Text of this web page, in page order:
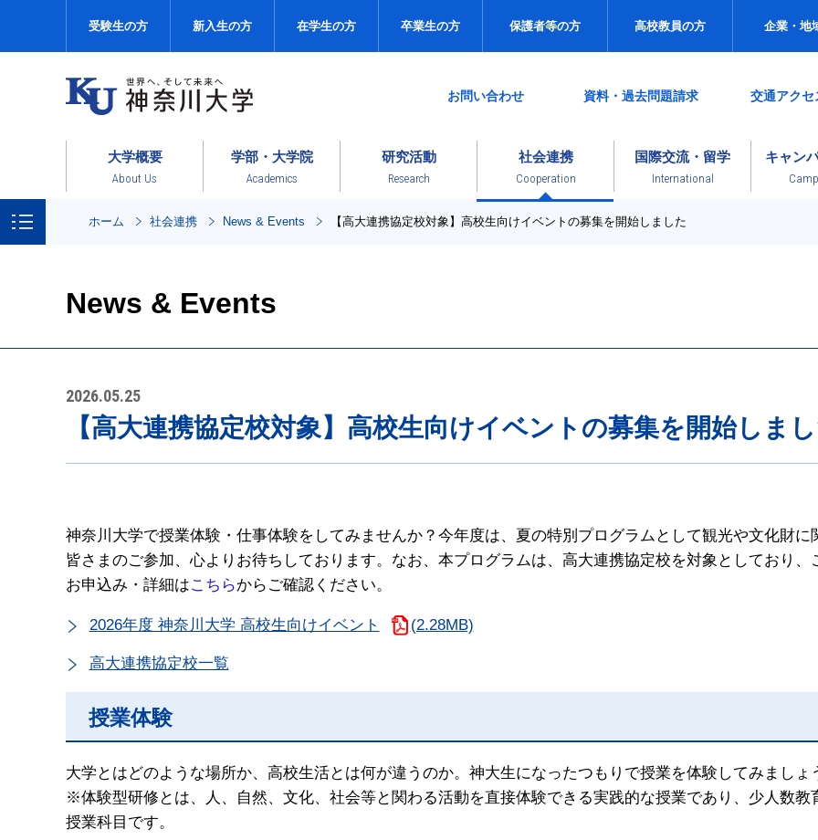
受験生の方 新入生の方 在学生の方 卒業生の方 保護者等の方 高校教員の方 企業・地
お問い合わせ 資料・過去問題請求 交通アクセ
大学概要
About Us
学部・大学院
Academics
研究活動
Research
社会連携
Cooperation
国際交流・留学
International
キャン
ホーム 社会連携 News & Events 【高大連携協定校対象】高校生向けイベントの募集を開始しました
News & Events
2026.05.25
【高大連携協定校対象】高校生向けイベントの募集を開始しま
神奈川大学で授業体験・仕事体験をしてみませんか？今年度は、夏の特別プログラムとして観光や文化財
皆さまのご参加、心よりお待ちしております。 なお、本プログラムは、高大連携協定校を対象としており
お申込み・詳細はこちらからご確認ください。
2026年度 神奈川大学 高校生向けイベント (2.28MB)
高大連携協定校一覧
授業体験
大学とはどのような場所か、高校生活とは何が違うのか。神大生になったつもりで授業を体験してみましょ
※体験型研修とは、人、自然、文化、社会等と関わる活動を直接体験できる実践的な授業であり、少人数
授業科目です。